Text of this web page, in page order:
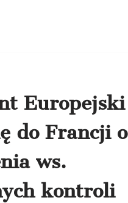
Europejski
do Francji o
ws.
kontroli